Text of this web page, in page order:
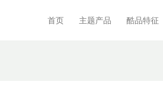
首页 主题产品 酷品特征